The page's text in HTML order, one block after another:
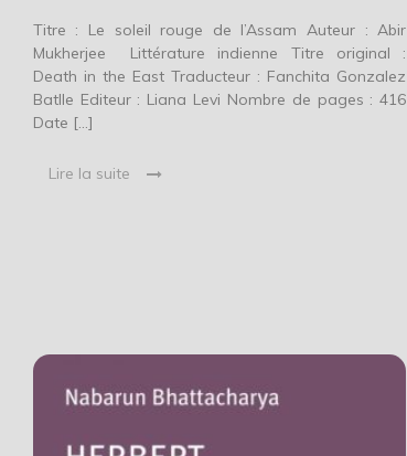
Titre : Le soleil rouge de l’Assam Auteur : Abir
Mukherjee Littérature indienne Titre original :
Death in the East Traducteur : Fanchita Gonzalez
Batlle Editeur : Liana Levi Nombre de pages : 416
Date […]
Lire la suite